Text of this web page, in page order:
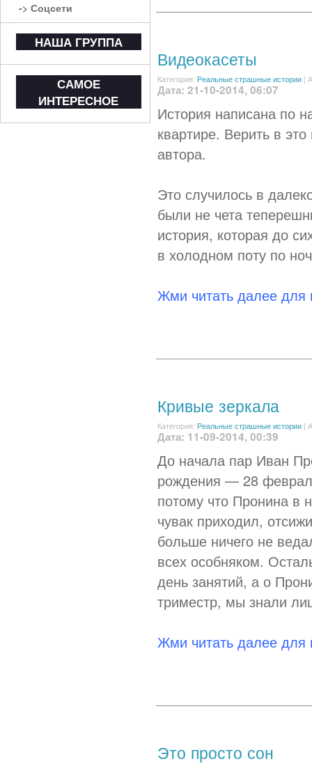
Видеокасеты
Категория: Реальные страшные истории |
Дата: 21-10-2014, 06:07
История написана по
квартире. Верить в
автора.
Это случилось в
были не чета
история, которая до
в холодном поту по
Жми читать далее для
Кривые зеркала
Категория: Реальные страшные истории |
Дата: 11-09-2014, 00:39
До начала пар Иван
рождения — 28
потому что Пронина в
чувак приходил,
больше ничего не
всех особняком.
день занятий, а о
триместр, мы знали
Жми читать далее для
Это просто сон
-> Соцсети
НАША ГРУППА
САМОЕ
ИНТЕРЕСНОЕ